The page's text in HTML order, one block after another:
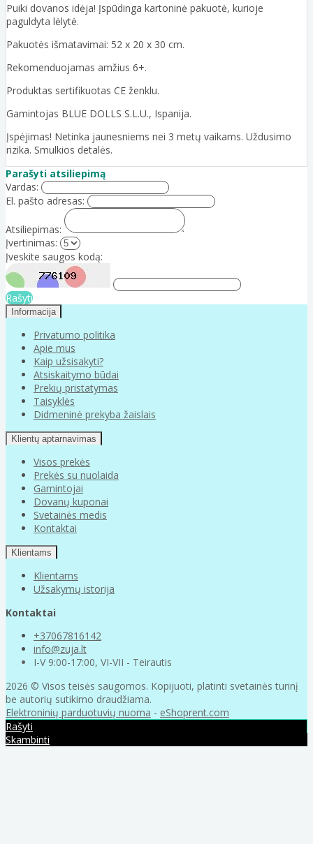
Puiki dovanos idėja! Įspūdinga kartoninė pakuotė, kurioje
paguldyta lėlytė.
Pakuotės išmatavimai: 52 x 20 x 30 cm.
Rekomenduojamas amžius 6+.
Produktas sertifikuotas CE ženklu.
Gamintojas BLUE DOLLS S.L.U., Ispanija.
Įspėjimas! Netinka jaunesniems nei 3 metų vaikams. Uždusimo
rizika. Smulkios detalės.
Parašyti atsiliepimą
Vardas:
El. pašto adresas:
Atsiliepimas:
Įvertinimas:
Įveskite saugos kodą:
Rašyti
Informacija
Privatumo politika
Apie mus
Kaip užsisakyti?
Atsiskaitymo būdai
Prekių pristatymas
Taisyklės
Didmeninė prekyba žaislais
Klientų aptarnavimas
Visos prekės
Prekės su nuolaida
Gamintojai
Dovanų kuponai
Svetainės medis
Kontaktai
Klientams
Klientams
Užsakymų istorija
Kontaktai
+37067816142
info@zuja.lt
I-V 9:00-17:00, VI-VII - Teirautis
2026 © Visos teisės saugomos. Kopijuoti, platinti svetainės turinį
be autorių sutikimo draudžiama.
Elektroninių parduotuvių nuoma - eShoprent.com
Rašyti
Skambinti